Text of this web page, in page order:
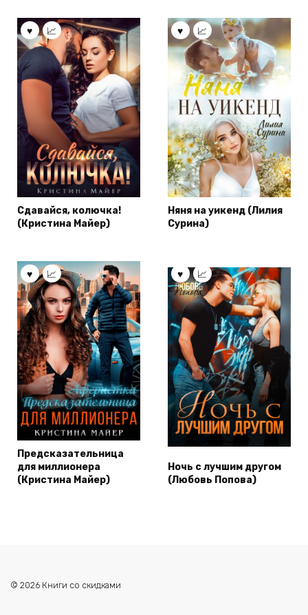
Сдавайся, колючка!
(Кристина Майер)
Няня на уикенд (Лилия
Сурина)
Предсказательница
для миллионера
(Кристина Майер)
Ночь с лучшим другом
(Любовь Попова)
© 2026 Книги со скидками